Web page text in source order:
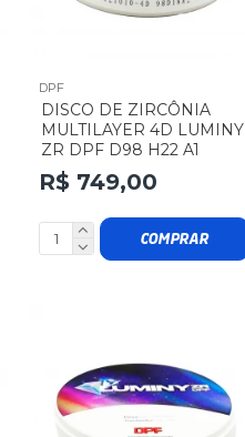
DPF
DISCO DE ZIRCÔNIA
MULTILAYER 4D LUMINY
ZR DPF D98 H22 A1
R$ 749,00
COMPRAR